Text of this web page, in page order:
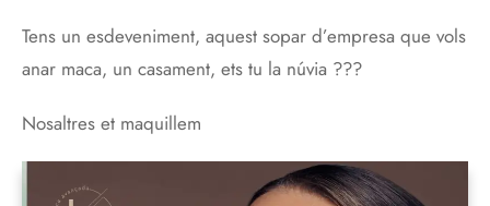
Tens un esdeveniment, aquest sopar d’empresa que vols
anar maca, un casament, ets tu la núvia ???
Nosaltres et maquillem